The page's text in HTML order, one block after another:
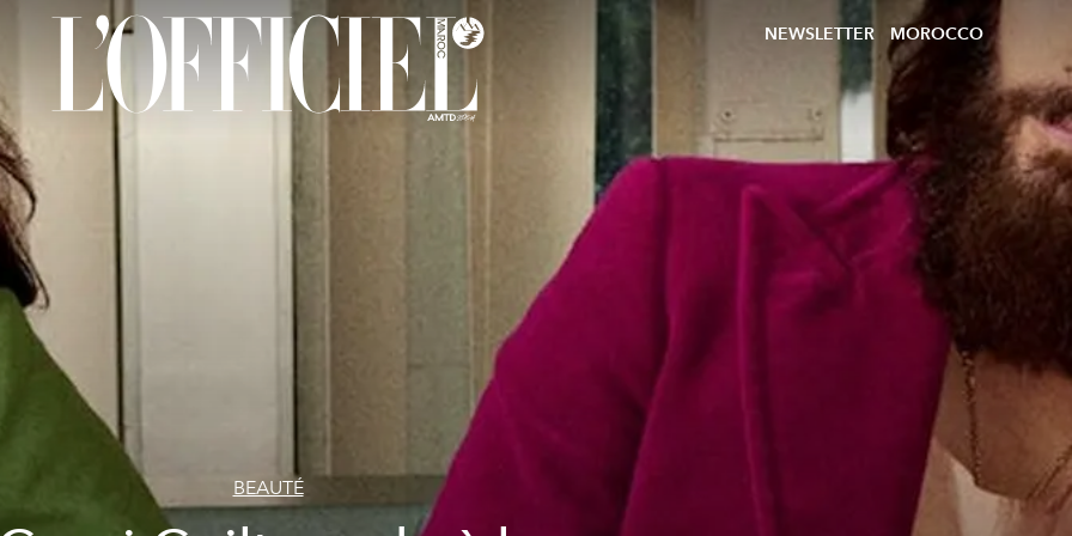
NEWSLETTER MOROCCO
BEAUTÉ